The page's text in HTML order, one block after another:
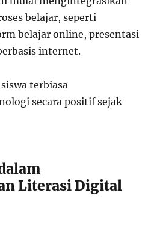
belajar, seperti
belajar online, presentasi
internet.
terbiasa
secara positif sejak
Literasi Digital